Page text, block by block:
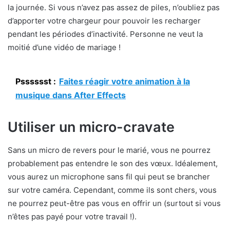
la journée. Si vous n’avez pas assez de piles, n’oubliez pas
d’apporter votre chargeur pour pouvoir les recharger
pendant les périodes d’inactivité. Personne ne veut la
moitié d’une vidéo de mariage !
Psssssst : Faites réagir votre animation à la
musique dans After Effects
Utiliser un micro-cravate
Sans un micro de revers pour le marié, vous ne pourrez
probablement pas entendre le son des vœux. Idéalement,
vous aurez un microphone sans fil qui peut se brancher
sur votre caméra. Cependant, comme ils sont chers, vous
ne pourrez peut-être pas vous en offrir un (surtout si vous
n’êtes pas payé pour votre travail !).